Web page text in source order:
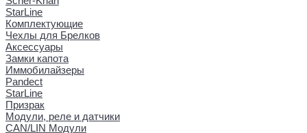
StarLine
Комплектующие
Чехлы для Брелков
Аксессуары
Замки капота
Иммобилайзеры
Pandect
StarLine
Призрак
Модули, реле и датчики
CAN/LIN Модули